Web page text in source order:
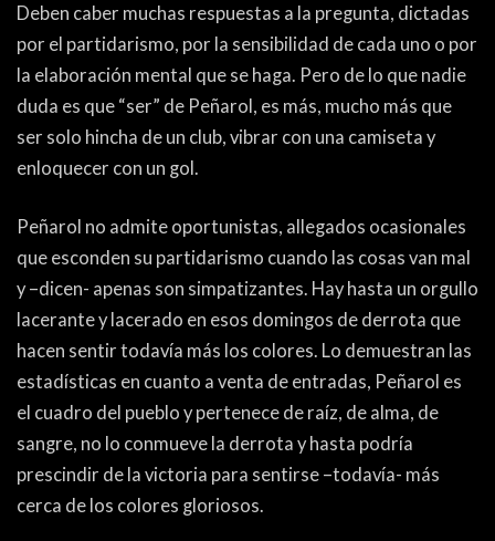
ELECCIONES
ENTREVISTAS
TRIBUNA
PYD RADIO
ENCUESTAS
EDITORIALES
FORO
Deben caber muchas respuestas a la pregunta, dictadas
por el partidarismo, por la sensibilidad de cada uno o por
la elaboración mental que se haga. Pero de lo que nadie
duda es que “ser” de Peñarol, es más, mucho más que
ser solo hincha de un club, vibrar con una camiseta y
enloquecer con un gol.
Peñarol no admite oportunistas, allegados ocasionales
que esconden su partidarismo cuando las cosas van mal
y –dicen- apenas son simpatizantes. Hay hasta un orgullo
lacerante y lacerado en esos domingos de derrota que
hacen sentir todavía más los colores. Lo demuestran las
estadísticas en cuanto a venta de entradas, Peñarol es
el cuadro del pueblo y pertenece de raíz, de alma, de
sangre, no lo conmueve la derrota y hasta podría
prescindir de la victoria para sentirse –todavía- más
cerca de los colores gloriosos.